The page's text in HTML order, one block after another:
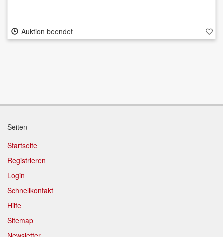
Auktion beendet
Seiten
Startseite
Registrieren
Login
Schnellkontakt
Hilfe
Sitemap
Newsletter